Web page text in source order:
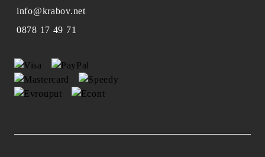
info@krabov.net
0878 17 49 71